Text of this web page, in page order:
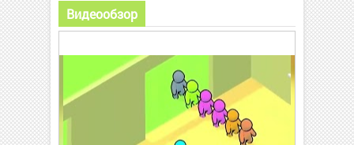
Видеообзор